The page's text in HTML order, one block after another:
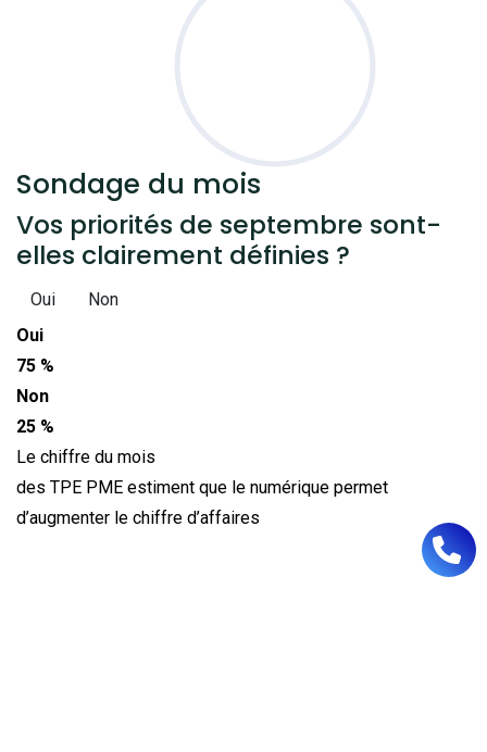
Sondage du mois
Vos priorités de septembre sont-
elles clairement définies ?
Oui
Non
Oui
75 %
Non
25 %
Le chiffre du mois
des TPE PME estiment que le numérique permet
d’augmenter le chiffre d’affaires